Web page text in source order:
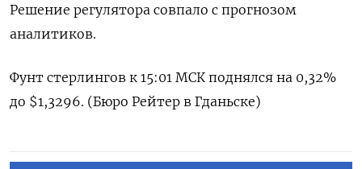
Решение ‌регулятора ​совпало ‌с прогнозом ​
аналитиков.
Фунт ​стерлингов ‌к ​15:01 МСК поднялся ​на ⁠0,32%
‌до $1,3296. (Бюро ‌Рейтер ​в ‌Гданьске)